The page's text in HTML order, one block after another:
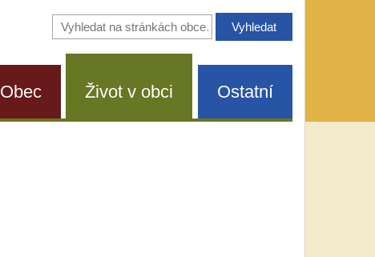
Vyhledávání
na
stránkách
Obec Život v obci Ostatní